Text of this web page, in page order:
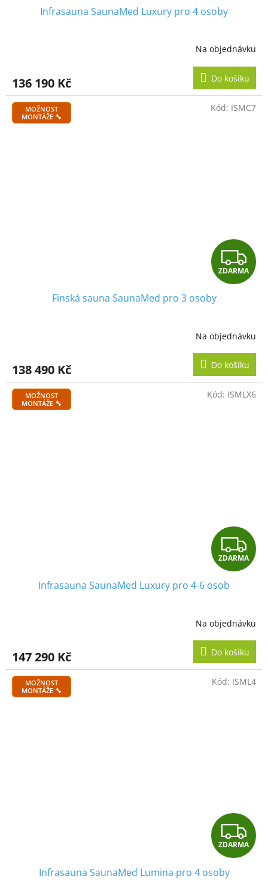
R
M
A
Infrasauna SaunaMed Luxury pro 4 osoby
Na objednávku
136 190 Kč Do košíku
MOŽNOST
MONTÁŽE 🔧
Z
D
R
M
A
ZDARMA
Finská sauna SaunaMed pro 3 osoby
Na objednávku
138 490 Kč Do košíku
Kód: ISMC7
MOŽNOST
MONTÁŽE 🔧
Z
D
R
M
A
ZDARMA
Infrasauna SaunaMed Luxury pro 4-6 osob
Na objednávku
147 290 Kč Do košíku
Kód: ISMLX6
MOŽNOST
MONTÁŽE 🔧
Z
D
ZDARMA
Infrasauna SaunaMed Lumina pro 4 osoby
Kód: ISML4